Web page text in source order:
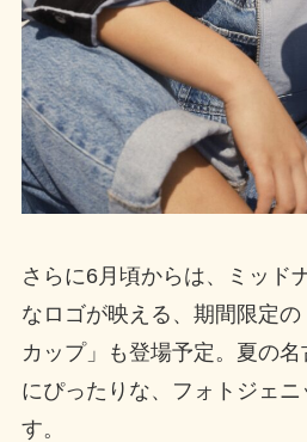
さらに6月頃からは、ミッド
なロゴが映える、期間限定
カップ」も登場予定。夏の
にぴったりな、フォトジェ
す。